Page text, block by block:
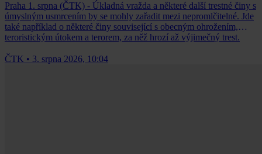
Praha 1. srpna (ČTK) - Úkladná vražda a některé další trestné činy s
úmyslným usmrcením by se mohly zařadit mezi nepromlčitelné. Jde
také například o některé činy související s obecným ohrožením,
teroristickým útokem a terorem, za něž hrozí až výjimečný trest.
ČTK • 3. srpna 2026, 10:04